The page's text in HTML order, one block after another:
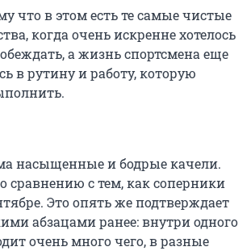
что в этом есть те самые чистые
когда очень искренне хотелось
а жизнь спортсмена еще
в рутину и работу, которую
насыщенные и бодрые качели.
сравнению с тем, как соперники
Это опять же подтверждает
абзацами ранее: внутри одного
очень много чего, в разные